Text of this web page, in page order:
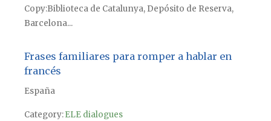
CopyBiblioteca de Catalunya, Depósito de Reserva,
Barcelona...
Frases familiares para romper a hablar en
francés
España
Category:ELE dialogues